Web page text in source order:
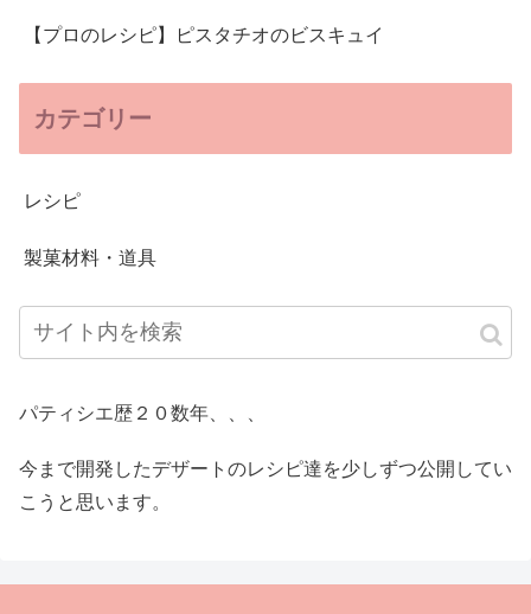
【プロのレシピ】ピスタチオのビスキュイ
カテゴリー
レシピ
製菓材料・道具
パティシエ歴２０数年、、、
今まで開発したデザートのレシピ達を少しずつ公開してい
こうと思います。